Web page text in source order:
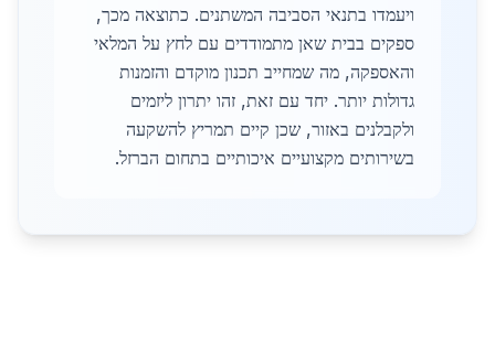
ויעמדו בתנאי הסביבה המשתנים. כתוצאה מכך,
ספקים בבית שאן מתמודדים עם לחץ על המלאי
והאספקה, מה שמחייב תכנון מוקדם והזמנות
גדולות יותר. יחד עם זאת, זהו יתרון ליזמים
ולקבלנים באזור, שכן קיים תמריץ להשקעה
בשירותים מקצועיים איכותיים בתחום הברזל.